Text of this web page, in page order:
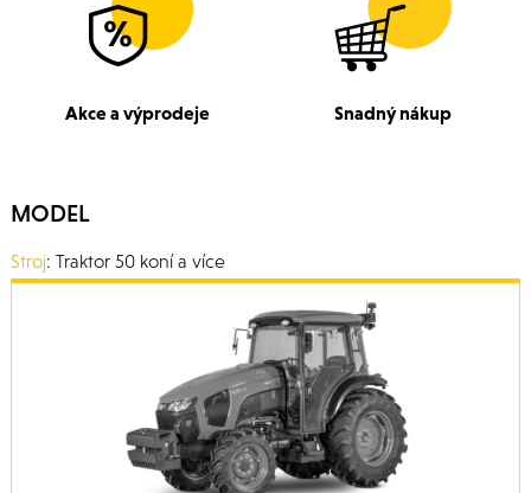
Akce a výprodeje Snadný nákup
MODEL
Stroj: Traktor 50 koní a více